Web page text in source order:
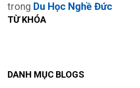
trong Du Học Nghề Đức
TỪ KHÓA
DANH MỤC BLOGS